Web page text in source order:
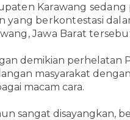
Karawang sedang
yang berkontestasi
Jawa Barat
demikian perhelatan
masyarakat
macam cara.
sangat disayangkan,